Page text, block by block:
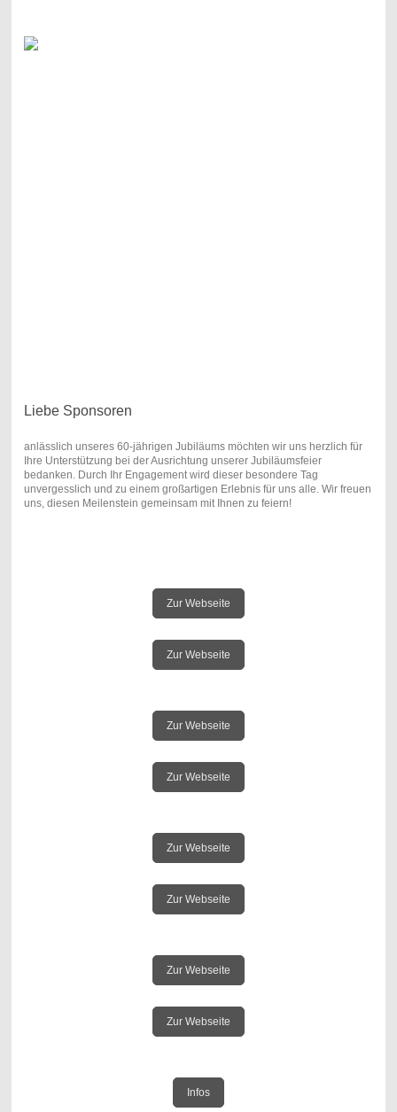
Liebe Sponsoren
anlässlich unseres 60-jährigen Jubiläums möchten wir uns herzlich für
Ihre Unterstützung bei der Ausrichtung unserer Jubiläumsfeier
bedanken. Durch Ihr Engagement wird dieser besondere Tag
unvergesslich und zu einem großartigen Erlebnis für uns alle. Wir freuen
uns, diesen Meilenstein gemeinsam mit Ihnen zu feiern!
Zur Webseite
Zur Webseite
Zur Webseite
Zur Webseite
Zur Webseite
Zur Webseite
Zur Webseite
Zur Webseite
Infos